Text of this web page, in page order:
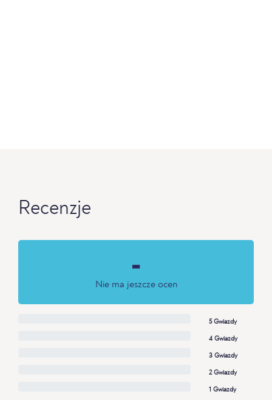
Recenzje
-
Nie ma jeszcze ocen
5 Gwiazdy
4 Gwiazdy
3 Gwiazdy
2 Gwiazdy
1 Gwiazdy